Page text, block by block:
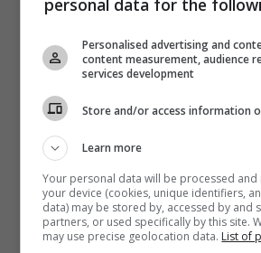
personal data for the
Personalised advertising and
content measurement, audience
services development
Store and/or access information
Learn more
Your personal data will be processed
your device (cookies, unique identifiers,
data) may be stored by, accessed by and
partners, or used specifically by this site.
may use precise geolocation data. List of